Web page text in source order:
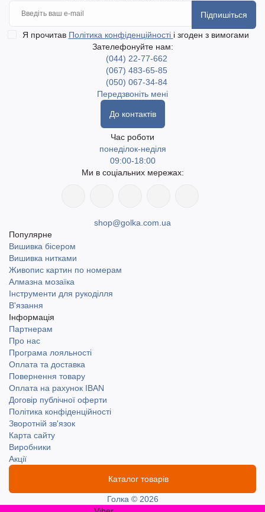
Підпишіться
Я прочитав Політика конфіденційності і згоден з вимогами
Зателефонуйте нам:
(044) 22-77-662
(067) 483-65-85
(050) 067-34-84
Передзвоніть мені
До контактів
Час роботи
понеділок-неділя
09:00-18:00
Ми в соціальних мережах:
shop@golka.com.ua
Популярне
Вишивка бісером
Вишивка нитками
Живопис картин по номерам
Алмазна мозаїка
Інструменти для рукоділля
В'язання
Інформація
Партнерам
Про нас
Програма лояльності
Оплата та доставка
Повернення товару
Оплата на рахунок IBAN
Договір публічної оферти
Політика конфіденційності
Зворотній зв'язок
Карта сайту
Виробники
Акції
Каталог товарів
Голка © 2026